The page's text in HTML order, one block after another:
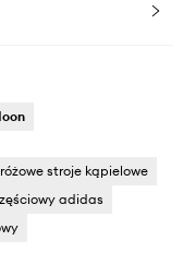
różowe stroje kąpielowe
adidas